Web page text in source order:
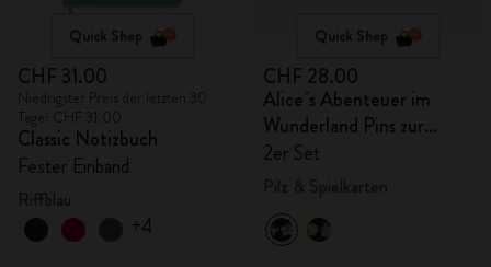
Quick Shop
CHF 31.00
Classic Notizbuch
Fester Einband
+4
Quick Shop
CHF 28.00
Alice´s Abenteuer im
Wunderland Pins zur
Personalisierung
2er Set